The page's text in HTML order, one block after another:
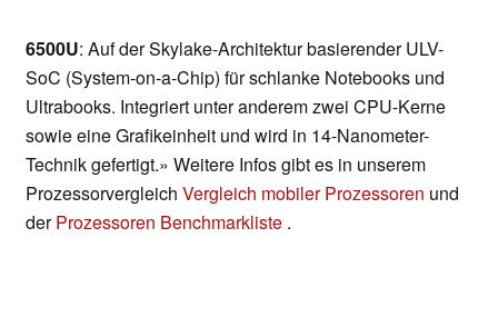
6500U: Auf der Skylake-Architektur basierender ULV-
SoC (System-on-a-Chip) für schlanke Notebooks und
Ultrabooks. Integriert unter anderem zwei CPU-Kerne
sowie eine Grafikeinheit und wird in 14-Nanometer-
Technik gefertigt.» Weitere Infos gibt es in unserem
Prozessorvergleich Vergleich mobiler Prozessoren und
derProzessoren Benchmarkliste .